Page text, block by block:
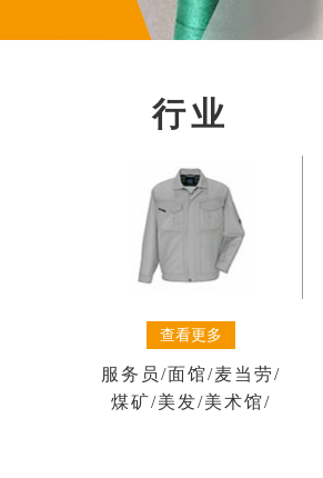
行业
查看更多
服务员/面馆/麦当劳/
煤矿/美发/美术馆/